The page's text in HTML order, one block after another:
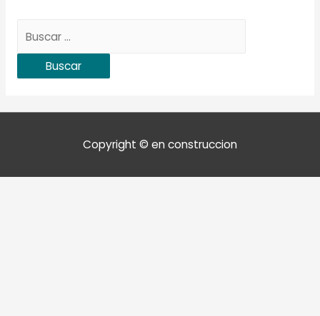
Copyright © en construccion